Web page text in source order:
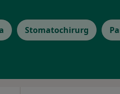
Stomatochirurg